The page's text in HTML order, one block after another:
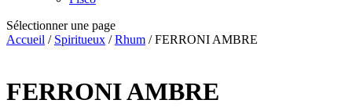
Sélectionner une page
Accueil / Spiritueux /Rhum / FERRONI AMBRE
FERRONI AMBRE